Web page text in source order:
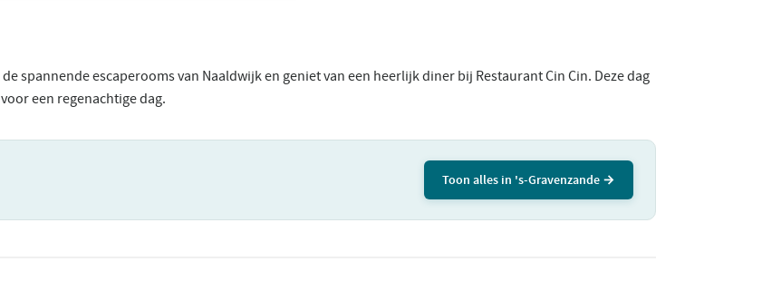
spannende escaperooms van Naaldwijk en geniet van een heerlijk diner bij Restaurant Cin Cin. Deze dag
een regenachtige dag.
Toon alles in 's-Gravenzande →